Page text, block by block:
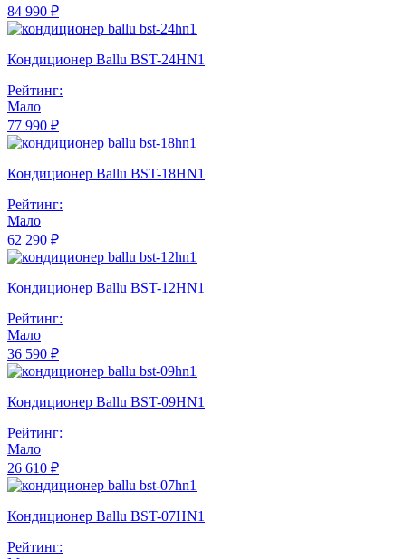
84 990 ₽
Кондиционер Ballu BST-24HN1
Рейтинг:
Мало
77 990 ₽
Кондиционер Ballu BST-18HN1
Рейтинг:
Мало
62 290 ₽
Кондиционер Ballu BST-12HN1
Рейтинг:
Мало
36 590 ₽
Кондиционер Ballu BST-09HN1
Рейтинг:
Мало
26 610 ₽
Кондиционер Ballu BST-07HN1
Рейтинг: